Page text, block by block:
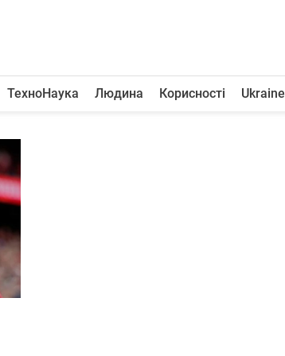
ТехноНаука Людина Корисності Ukraine